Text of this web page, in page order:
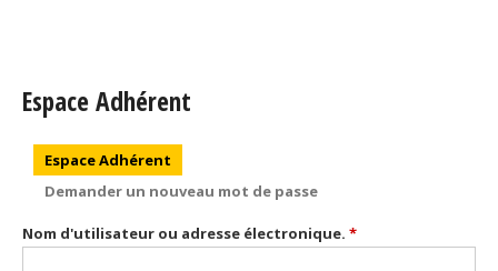
Espace Adhérent
Onglets principaux
Espace Adhérent
Demander un nouveau mot de passe
Nom d'utilisateur ou adresse électronique. *